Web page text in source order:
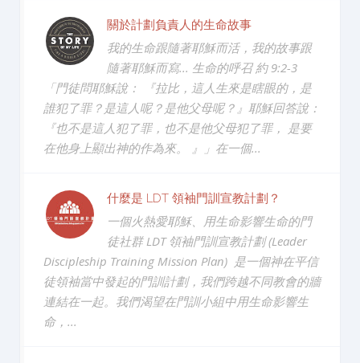
關於計劃負責人的生命故事
我的生命跟隨著耶穌而活，我的故事跟
隨著耶穌而寫... 生命的呼召 約 9:2-3
「門徒問耶穌說： 『拉比，這人生來是瞎眼的，是
誰犯了罪？是這人呢？是他父母呢？』耶穌回答說：
『也不是這人犯了罪，也不是他父母犯了罪， 是要
在他身上顯出神的作為來。 』」在一個...
什麼是 LDT 領袖門訓宣教計劃？
一個火熱愛耶穌、用生命影響生命的門
徒社群 LDT 領袖門訓宣教計劃 (Leader
Discipleship Training Mission Plan) 是一個神在平信
徒領袖當中發起的門訓計劃，我們跨越不同教會的牆
連結在一起。我們渴望在門訓小組中用生命影響生
命，...